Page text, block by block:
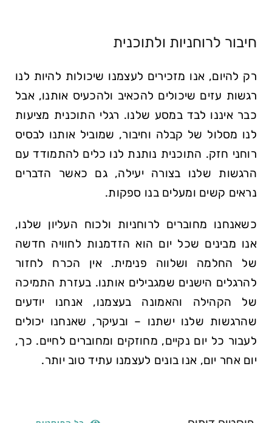
חיבור לרוחניות ולתוכנית
רק להיום, אנו מזכירים לעצמנו שיכולות להיות לנו
רגשות עזים שיכולים להכאיב ולהכעיס אותנו, אבל
כבר איננו לבד במסע שלנו. רגלי התוכנית מציעות
לנו מסלול של קבלה וחיבור, שמוביל אותנו לבסיס
רוחני חזק. התוכנית נותנת לנו כלים להתמודד עם
הרגשות שלנו בצורה יעילה, גם כאשר הדברים
נראים קשים ומעלים בנו ספקות.
כשאנחנו מחוברים לרוחניות ולכוח העליון שלנו,
אנו מבינים שכל יום הוא הזדמנות לחוויה חדשה
של החלמה ושלווה פנימית. אין הכרח לחזור
להרגלים הישנים שמגבילים אותנו. בעזרת התמיכה
של הקהילה והאמונה בעצמנו, אנחנו יודעים
שהרגשות שלנו ישתנו – ובעיקר, שאנחנו יכולים
לעבור כל יום נקיים, מחוזקים ומחוברים לחיים. כך,
יום אחר יום, אנו בונים לעצמנו עתיד טוב יותר.